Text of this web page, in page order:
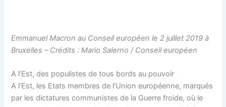
Emmanuel Macron au Conseil européen le 2 juillet 2019 à
Bruxelles – Crédits : Mario Salerno / Conseil européen
A l’Est, des populistes de tous bords au pouvoir
A l’Est, les Etats membres de l’Union européenne, marqués
par les dictatures communistes de la Guerre froide, où le